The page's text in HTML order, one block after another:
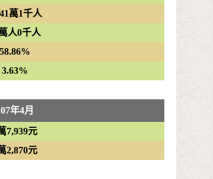
萬1千人
人0千人
58.86%
3.63%
年4月
7,939元
2,870元